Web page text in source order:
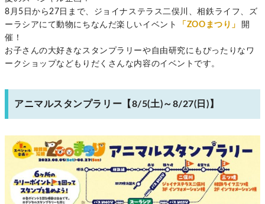
8月5日から27日まで、ジョイナステラス二俣川、相鉄ライフ、ズ
ーラシアにて動物にちなんだ楽しいイベント
「ZOOまつり」
開
催！
お子さんの大好きなスタンプラリーや自由研究にもぴったりなワ
ークショップなどもりだくさんな内容のイベントです。
アニマルスタンプラリー【8/5(土)～8/27(日)】